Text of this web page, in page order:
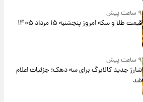
۹ ساعت پیش
قیمت طلا و سکه امروز پنجشنبه ۱۵ مرداد ۱۴۰۵
۹ ساعت پیش
شارژ جدید کالابرگ برای سه دهک؛ جزئیات اعلام
شد